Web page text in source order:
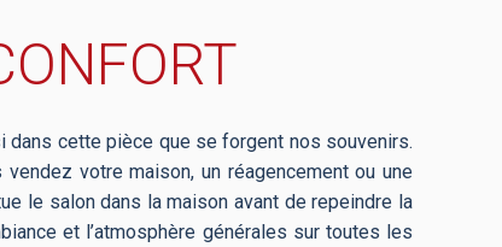
dans cette pièce que se forgent nos souvenirs.
votre maison, un réagencement ou une
le salon dans la maison avant de repeindre la
et l’atmosphère générales sur toutes les